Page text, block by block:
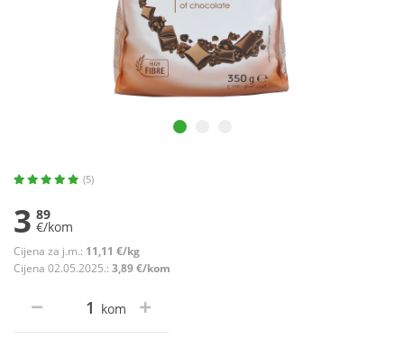
(5)
3 89
€/kom
Cijena za j.m.: 11,11 €/kg
Cijena 02.05.2025.: 3,89 €/kom
kom